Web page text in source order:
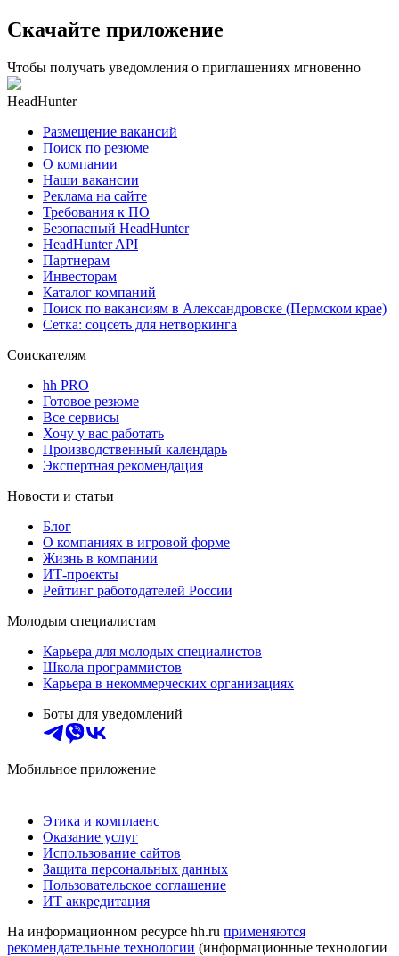
Скачайте приложение
Чтобы получать уведомления о приглашениях мгновенно
HeadHunter
Размещение вакансий
Поиск по резюме
О компании
Наши вакансии
Реклама на сайте
Требования к ПО
Безопасный HeadHunter
HeadHunter API
Партнерам
Инвесторам
Каталог компаний
Поиск по вакансиям в Александровске (Пермском крае)
Сетка: соцсеть для нетворкинга
Соискателям
hh PRO
Готовое резюме
Все сервисы
Хочу у вас работать
Производственный календарь
Экспертная рекомендация
Новости и статьи
Блог
О компаниях в игровой форме
Жизнь в компании
ИТ-проекты
Рейтинг работодателей России
Молодым специалистам
Карьера для молодых специалистов
Школа программистов
Карьера в некоммерческих организациях
Боты для уведомлений
Мобильное приложение
Этика и комплаенс
Оказание услуг
Использование сайтов
Защита персональных данных
Пользовательское соглашение
ИТ аккредитация
На информационном ресурсе hh.ru применяются
рекомендательные технологии (информационные технологии